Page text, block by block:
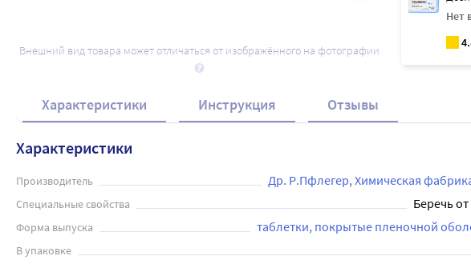
Внешний вид товара может отличаться от изображённого на фотографии
Нет
Характеристики Инструкция Отзывы
Характеристики
Производитель Др. Р.Пфлегер, Химическая
Специальные свойства Беречь
Форма выпуска таблетки, покрытые пленочной
В упаковке